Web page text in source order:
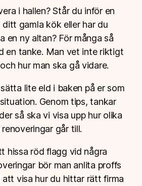
i hallen? Står du inför en
gamla kök eller har du
en ny altan? För många så
en tanke. Man vet inte riktigt
hur man ska gå vidare.
lite eld i baken på er som
Genom tips, tankar
så ska vi visa upp hur olika
går till.
hissa röd flagg vid några
bör man anlita proffs
att visa hur du hittar rätt firma